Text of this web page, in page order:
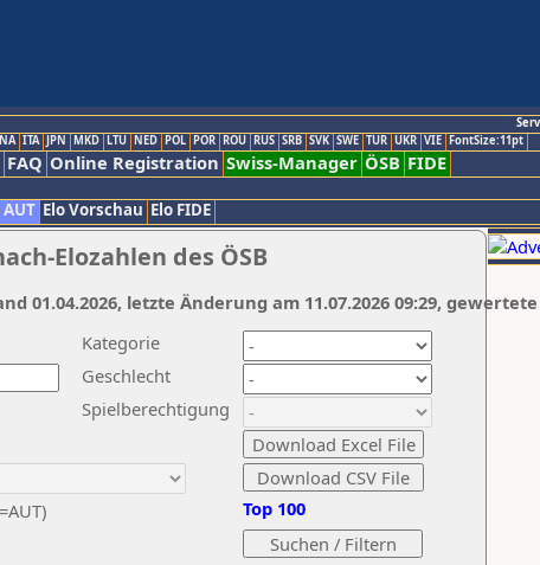
ITA JPN MKD LTU NED POL POR ROU RUS SRB SVK SWE TUR UKR VIE FontSize:11pt
FAQ Online Registration Swiss-Manager ÖSB FIDE
AUT Elo Vorschau Elo FIDE
Elozahlen des ÖSB
Kategorie
Geschlecht
Spielberechtigung
Top 100
01.04.2026, letzte Änderung am 11.07.2026 09:29,